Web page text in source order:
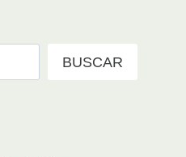
BUSCAR